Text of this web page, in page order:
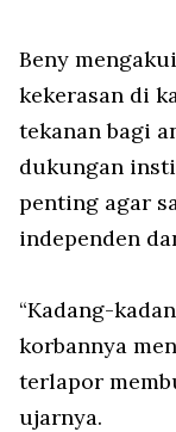
Beny
kekerasan di
tekanan bagi
dukungan
penting agar
independen
“Kadang-
korbannya
terlapor
ujarnya.